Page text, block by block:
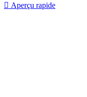
 Aperçu rapide